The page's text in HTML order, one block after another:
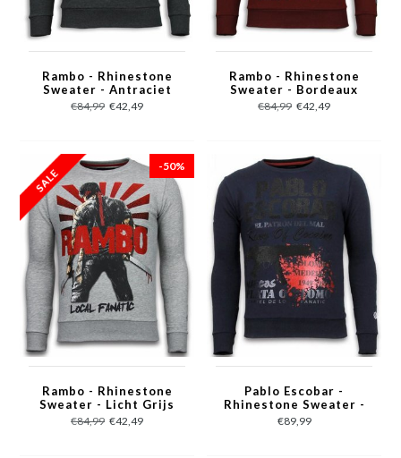
Rambo - Rhinestone
Sweater - Antraciet
€84,99 €42,49
Rambo - Rhinestone
Sweater - Bordeaux
€84,99 €42,49
-50%
Rambo - Rhinestone
Sweater - Licht Grijs
€84,99 €42,49
Pablo Escobar -
Rhinestone Sweater -
Blauw
€89,99